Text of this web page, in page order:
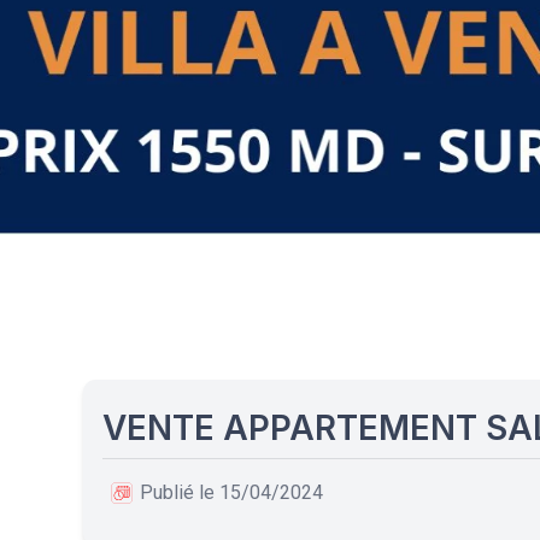
VENTE APPARTEMENT
Publié le 15/04/2024